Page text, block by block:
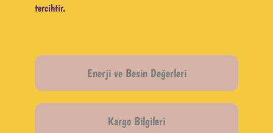
tercihtir.
Enerji ve Besin Değerleri
Kargo Bilgileri